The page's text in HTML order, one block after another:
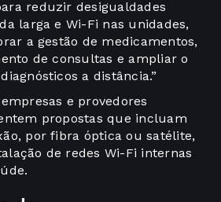
reduzir desigualdades
larga e Wi-Fi nas unidades,
a gestão de medicamentos,
de consultas e ampliar o
a distância.”
e provedores
propostas que incluam
por fibra óptica ou satélite,
de redes Wi-Fi internas